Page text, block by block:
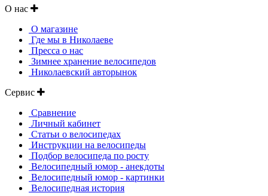
О нас
О магазине
Где мы в Николаеве
Пресса о нас
Зимнее хранение велосипедов
Николаевский авторынок
Сервис
Сравнение
Личный кабинет
Статьи о велосипедах
Инструкции на велосипеды
Подбор велосипеда по росту
Велосипедный юмор - анекдоты
Велосипедный юмор - картинки
Велосипедная история